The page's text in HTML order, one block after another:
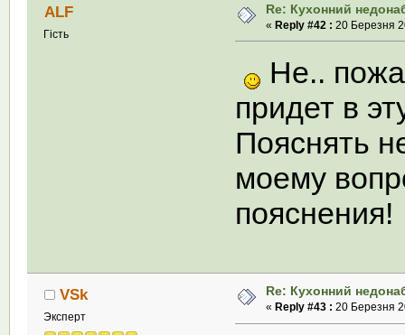
ALF
Гість
Re: Кухонний
« Reply #42 : 20 Березня
Не..
придет в
Пояснять
моему
пояснения!
VSk
Эксперт
Re: Кухонний
« Reply #43 : 20 Березня